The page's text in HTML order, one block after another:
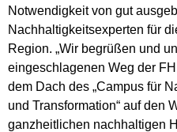
Notwendigkeit von gut
Nachhaltigkeitsexperten für
Region. „Wir begrüßen und
eingeschlagenen Weg der
dem Dach des „Campus für
und Transformation“ auf den
ganzheitlichen nachhaltigen